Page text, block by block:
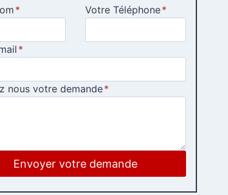
* Votre Téléphone*
*
nous votre demande*
Envoyer votre demande